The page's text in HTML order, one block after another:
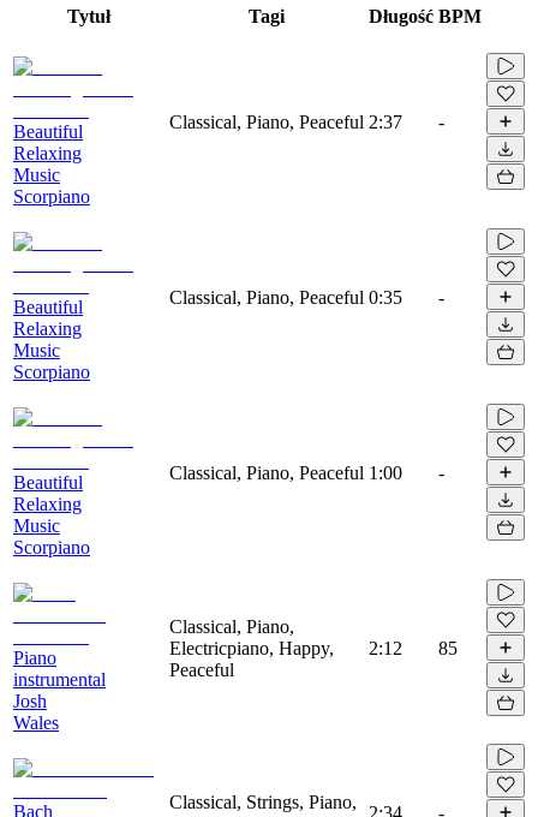
Tytuł Tagi Długość BPM
Beautiful
Relaxing
Music
Scorpiano
Classical, Piano, Peaceful 2:37 -
Beautiful
Relaxing
Music
Scorpiano
Classical, Piano, Peaceful 0:35 -
Beautiful
Relaxing
Music
Scorpiano
Classical, Piano, Peaceful 1:00 -
Piano
instrumental
Josh
Wales
Classical, Piano,
Electricpiano, Happy,
Peaceful
2:12 85
Bach
Classical, Strings, Piano,
2:34 -